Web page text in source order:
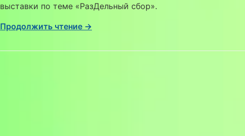
выставки по теме «РазДельный сбор».
Продолжить чтение →